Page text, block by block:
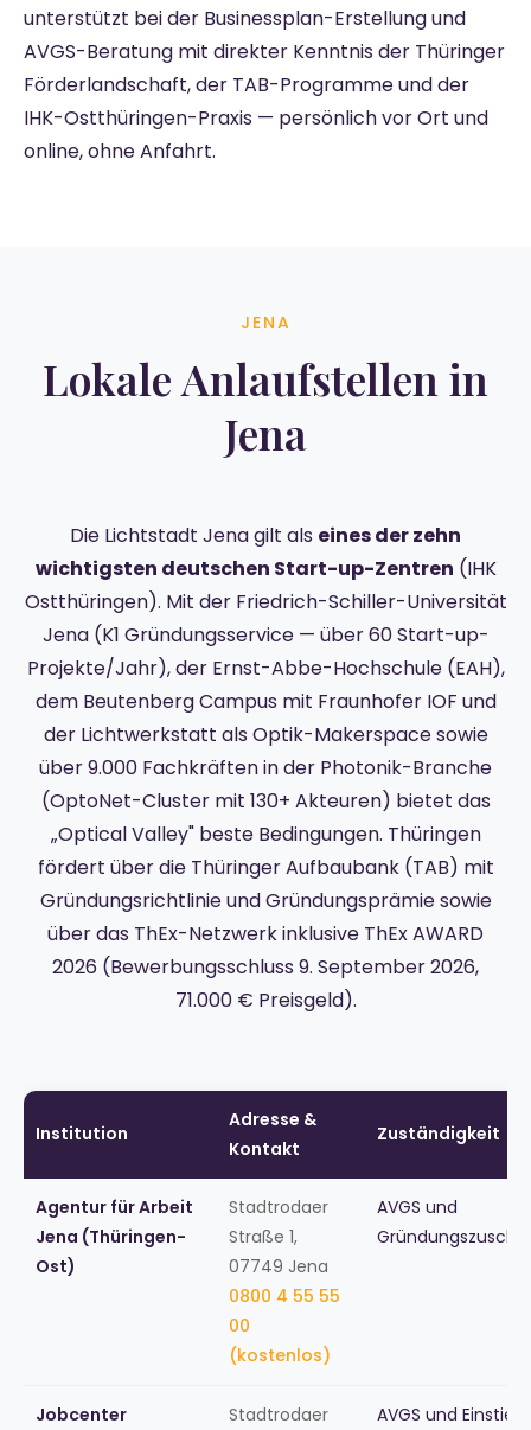
unterstützt bei der Businessplan-Erstellung und
AVGS-Beratung mit direkter Kenntnis der Thüringer
Förderlandschaft, der TAB-Programme und der
IHK-Ostthüringen-Praxis — persönlich vor Ort und
online, ohne Anfahrt.
JENA
Lokale Anlaufstellen in
Jena
Die Lichtstadt Jena gilt als eines der zehn
wichtigsten deutschen Start-up-Zentren (IHK
Ostthüringen). Mit der Friedrich-Schiller-Universität
Jena (K1 Gründungsservice — über 60 Start-up-
Projekte/Jahr), der Ernst-Abbe-Hochschule (EAH),
dem Beutenberg Campus mit Fraunhofer IOF und
der Lichtwerkstatt als Optik-Makerspace sowie
über 9.000 Fachkräften in der Photonik-Branche
(OptoNet-Cluster mit 130+ Akteuren) bietet das
„Optical Valley" beste Bedingungen. Thüringen
fördert über die Thüringer Aufbaubank (TAB) mit
Gründungsrichtlinie und Gründungsprämie sowie
über das ThEx-Netzwerk inklusive ThEx AWARD
2026 (Bewerbungsschluss 9. September 2026,
71.000 € Preisgeld).
Institution
Adresse &
Kontakt
Zuständigkeit
Agentur für Arbeit
Jena (Thüringen-
Ost)
Stadtrodaer
Straße 1,
07749 Jena
0800 4 55 55
00
(kostenlos)
AVGS und
Jobcenter
Stadtrodaer
AVGS und